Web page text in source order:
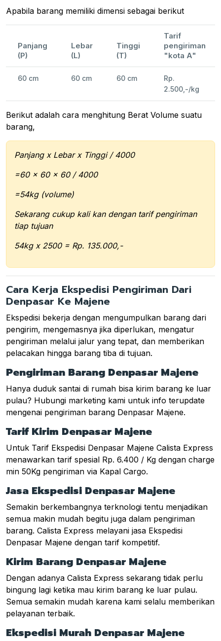
Apabila barang memiliki dimensi sebagai berikut
Panjang
(P)
Lebar
(L)
Tinggi
(T)
Tarif
pengiriman
"kota A"
60 cm 60 cm 60 cm
Rp.
2.500,-/kg
Berikut adalah cara menghitung Berat Volume suatu
barang,
Panjang x Lebar x Tinggi / 4000
=60 x 60 x 60 / 4000
=54kg (volume)
Sekarang cukup kali kan dengan tarif pengiriman
tiap tujuan
54kg x 2500 = Rp. 135.000,-
Cara Kerja Ekspedisi Pengiriman Dari
Denpasar Ke Majene
Ekspedisi bekerja dengan mengumpulkan barang dari
pengirim, mengemasnya jika diperlukan, mengatur
pengiriman melalui jalur yang tepat, dan memberikan
pelacakan hingga barang tiba di tujuan.
Pengiriman Barang Denpasar Majene
Hanya duduk santai di rumah bisa kirim barang ke luar
pulau? Hubungi marketing kami untuk info terupdate
mengenai pengiriman barang Denpasar Majene.
Tarif Kirim Denpasar Majene
Untuk Tarif Ekspedisi Denpasar Majene Calista Express
menawarkan tarif spesial Rp. 6.400 / Kg dengan charge
min 50Kg pengiriman via Kapal Cargo.
Jasa Ekspedisi Denpasar Majene
Semakin berkembangnya terknologi tentu menjadikan
semua makin mudah begitu juga dalam pengiriman
barang. Calista Express melayani jasa Ekspedisi
Denpasar Majene dengan tarif kompetitif.
Kirim Barang Denpasar Majene
Dengan adanya Calista Express sekarang tidak perlu
bingung lagi ketika mau kirim barang ke luar pulau.
Semua semakin mudah karena kami selalu memberikan
pelayanan terbaik.
Ekspedisi Murah Denpasar Majene